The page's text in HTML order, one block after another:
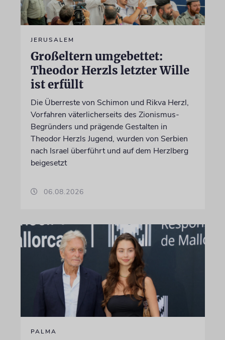
JERUSALEM
Großeltern umgebettet:
Theodor Herzls letzter Wille
ist erfüllt
Die Überreste von Schimon und Rikva Herzl,
Vorfahren väterlicherseits des Zionismus-
Begründers und prägende Gestalten in
Theodor Herzls Jugend, wurden von Serbien
nach Israel überführt und auf dem Herzlberg
beigesetzt
06.08.2026
PALMA